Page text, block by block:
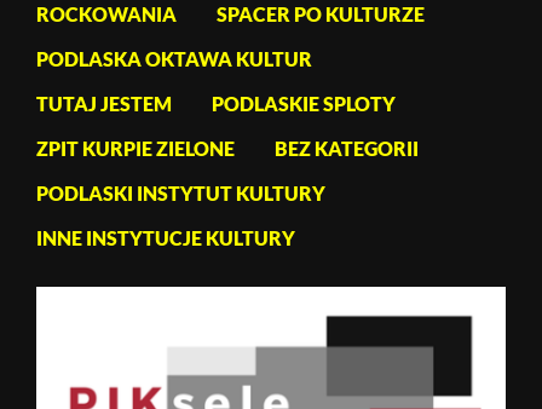
ROCKOWANIA
SPACER PO KULTURZE
PODLASKA OKTAWA KULTUR
TUTAJ JESTEM
PODLASKIE SPLOTY
ZPIT KURPIE ZIELONE
BEZ KATEGORII
PODLASKI INSTYTUT KULTURY
INNE INSTYTUCJE KULTURY